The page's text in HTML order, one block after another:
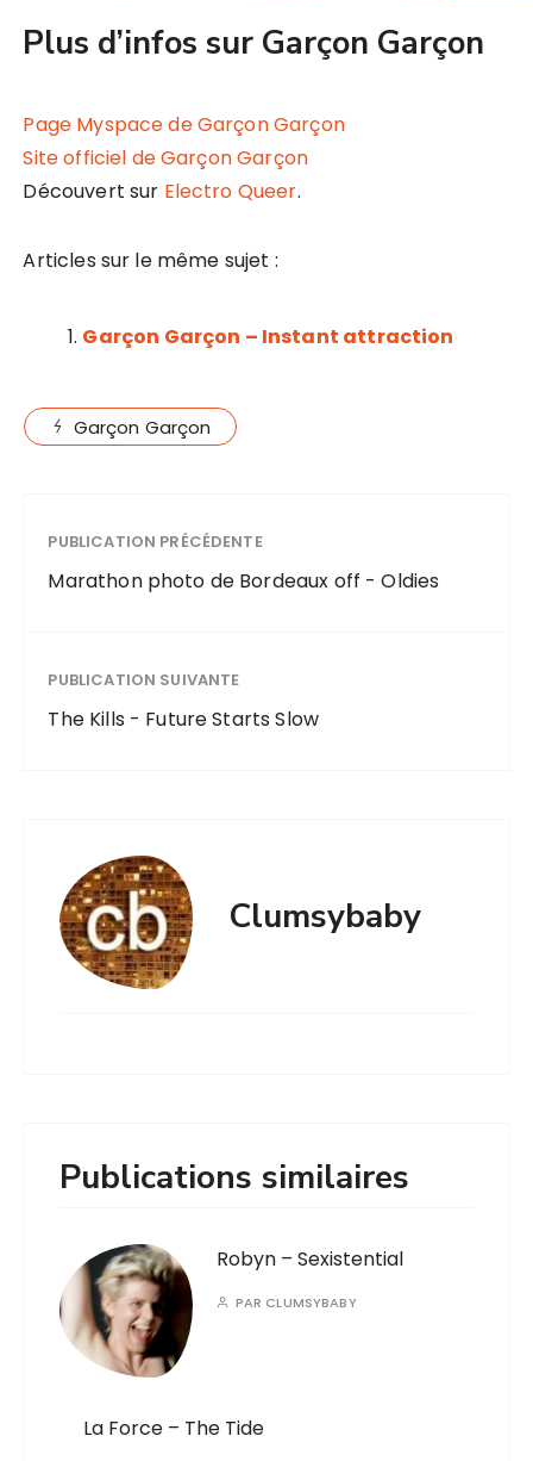
Plus d’infos sur Garçon Garçon
Page Myspace de Garçon Garçon
Site officiel de Garçon Garçon
Découvert sur Electro Queer.
Articles sur le même sujet :
Garçon Garçon – Instant attraction
Garçon Garçon
PUBLICATION PRÉCÉDENTE
Marathon photo de Bordeaux off - Oldies
PUBLICATION SUIVANTE
The Kills - Future Starts Slow
Clumsybaby
Publications similaires
Robyn – Sexistential
PAR CLUMSYBABY
La Force – The Tide